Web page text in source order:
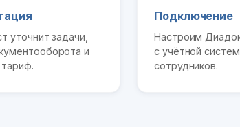
уточнит задачи,
и
Подключение
Настроим
с учётной
сотрудников.